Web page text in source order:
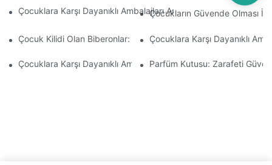
Çocuklara Karşı Dayanıklı Ambalajları Anlamak: Çocuklar İçin
Çocukların Güvende Olması
Çocuk Kilidi Olan Biberonlar: Mevzuata Uygunluk İçin Bilmeniz
Çocuklara Karşı Dayanıklı
Çocuklara Karşı Dayanıklı Ambalaj Çözümlerinin Geleceği
Parfüm Kutusu: Zarafeti